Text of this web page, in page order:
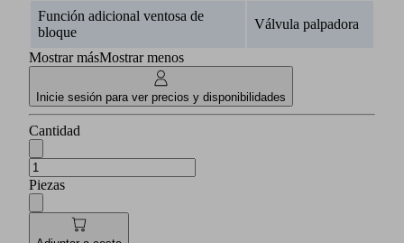
Función adicional ventosa de
bloque
Válvula palpadora
Mostrar másMostrar menos
Inicie sesión para ver precios y disponibilidades
Cantidad
Piezas